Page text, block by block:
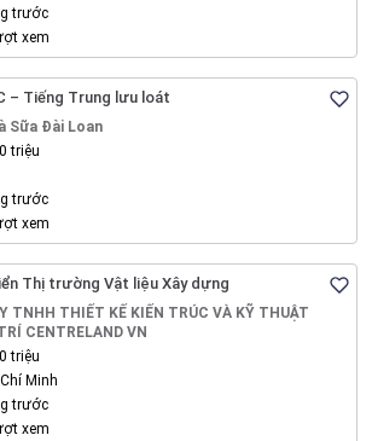
trước
xem
– Tiếng Trung lưu loát
Sữa Đài Loan
triệu
trước
xem
Thị trường Vật liệu Xây dựng
TNHH THIẾT KẾ KIẾN TRÚC VÀ KỸ THUẬT
CENTRELAND VN
triệu
Minh
trước
xem